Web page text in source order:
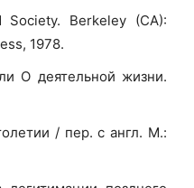
Berkeley (CA):
1978.
О деятельной жизни.
/ пер. с англ. М.: